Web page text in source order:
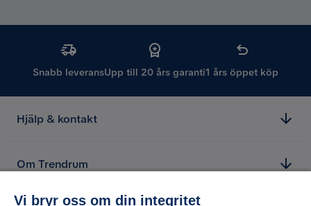
Snabb leveransUpp till 20 års garanti1 års öppet köp
Hjälp & kontakt
Om Trendrum
Vi bryr oss om din integritet